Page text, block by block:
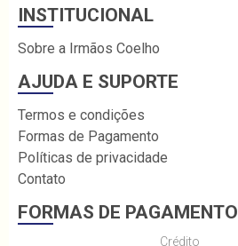
INSTITUCIONAL
Sobre a Irmãos Coelho
AJUDA E SUPORTE
Termos e condições
Formas de Pagamento
Políticas de privacidade
Contato
FORMAS DE PAGAMENTO
Crédito